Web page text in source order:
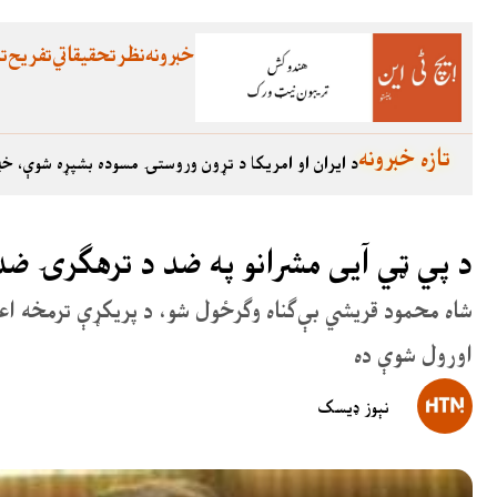
تفریحتحقیقاتينظرخبرونه
د ایران او امریکا د تړون وروستۍ مسوده بشپړه شوې،تازه خبرونه
د پي ټي آیی مشرانو په ضد د ترهګرۍ
شاه محمود قریشي بې‌ګناه وګرځول شو، د پریکړې ترمخه
اورول شوې ده
نېوز ډیسک